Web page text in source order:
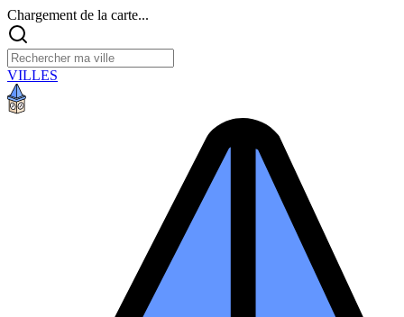
Chargement de la carte...
VILLES